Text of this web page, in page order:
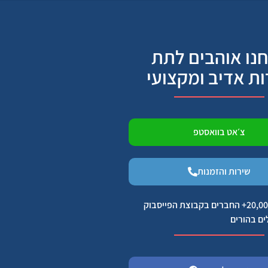
אוהבים לתת
אדיב ומקצועי
צ׳אט בוואסטפ
שירות והזמנות
הצטרפו ל 20,000+ החברים בקבוצת הפייסבוק
בהורים